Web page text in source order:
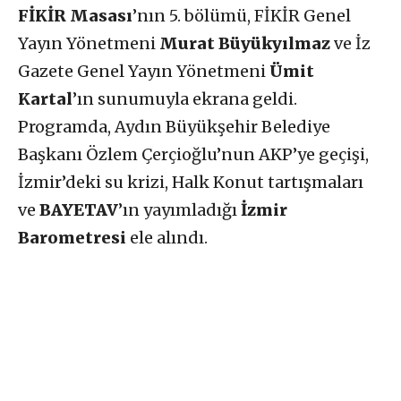
FİKİR Masası’nın 5. bölümü, FİKİR Genel
Yayın Yönetmeni Murat Büyükyılmazve İz
Gazete Genel Yayın Yönetmeni Ümit
Kartal’ın sunumuyla ekrana geldi.
Programda, Aydın Büyükşehir Belediye
Başkanı Özlem Çerçioğlu’nun AKP’ye geçişi,
İzmir’deki su krizi, Halk Konut tartışmaları
ve BAYETAV’ın yayımladığıİzmir
Barometresi ele alındı.